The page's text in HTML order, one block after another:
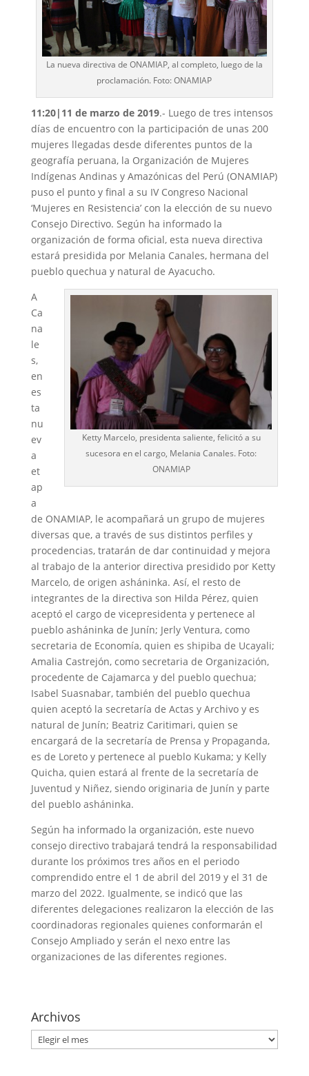
La nueva directiva de ONAMIAP, al completo, luego de la
proclamación. Foto: ONAMIAP
11:20|11 de marzo de 2019.- Luego de tres intensos
días de encuentro con la participación de unas 200
mujeres llegadas desde diferentes puntos de la
geografía peruana, la Organización de Mujeres
Indígenas Andinas y Amazónicas del Perú (ONAMIAP)
puso el punto y final a su IV Congreso Nacional
‘Mujeres en Resistencia’ con la elección de su nuevo
Consejo Directivo. Según ha informado la
organización de forma oficial, esta nueva directiva
estará presidida por Melania Canales, hermana del
pueblo quechua y natural de Ayacucho.
Ketty Marcelo, presidenta saliente, felicitó a su
sucesora en el cargo, Melania Canales. Foto:
ONAMIAP
A
Ca
na
le
s,
en
es
ta
nu
ev
a
et
ap
a
de ONAMIAP, le acompañará un grupo de mujeres
diversas que, a través de sus distintos perfiles y
procedencias, tratarán de dar continuidad y mejora
al trabajo de la anterior directiva presidido por Ketty
Marcelo, de origen asháninka. Así, el resto de
integrantes de la directiva son Hilda Pérez, quien
aceptó el cargo de vicepresidenta y pertenece al
pueblo asháninka de Junín; Jerly Ventura, como
secretaria de Economía, quien es shipiba de Ucayali;
Amalia Castrejón, como secretaria de Organización,
procedente de Cajamarca y del pueblo quechua;
Isabel Suasnabar, también del pueblo quechua
quien aceptó la secretaría de Actas y Archivo y es
natural de Junín; Beatriz Caritimari, quien se
encargará de la secretaría de Prensa y Propaganda,
es de Loreto y pertenece al pueblo Kukama; y Kelly
Quicha, quien estará al frente de la secretaría de
Juventud y Niñez, siendo originaria de Junín y parte
del pueblo asháninka.
Según ha informado la organización, este nuevo
consejo directivo trabajará tendrá la responsabilidad
durante los próximos tres años en el periodo
comprendido entre el 1 de abril del 2019 y el 31 de
marzo del 2022. Igualmente, se indicó que las
diferentes delegaciones realizaron la elección de las
coordinadoras regionales quienes conformarán el
Consejo Ampliado y serán el nexo entre las
organizaciones de las diferentes regiones.
Archivos
Archivos